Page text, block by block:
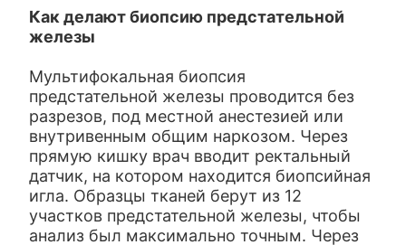
Как делают биопсию предстательной
железы
Мультифокальная биопсия
предстательной железы проводится без
разрезов, под местной анестезией или
внутривенным общим наркозом. Через
прямую кишку врач вводит ректальный
датчик, на котором находится биопсийная
игла. Образцы тканей берут из 12
участков предстательной железы, чтобы
анализ был максимально точным. Через